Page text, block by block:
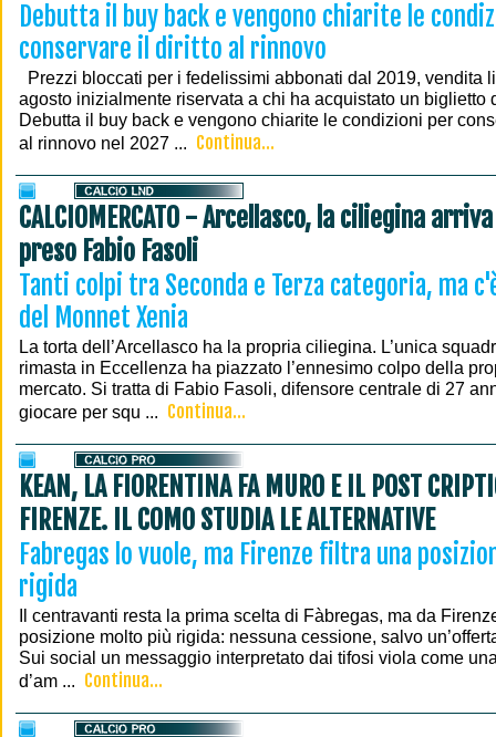
Debutta il buy back e vengono chiarite le
conservare il diritto al rinnovo
Prezzi bloccati per i fedelissimi abbonati dal 2019, vendita
agosto inizialmente riservata a chi ha acquistato un biglietto
Debutta il buy back e vengono chiarite le condizioni per
al rinnovo nel 2027 ... Continua...
CALCIOMERCATO - Arcellasco, la ciliegina
preso Fabio Fasoli
Tanti colpi tra Seconda e Terza categoria, ma
del Monnet Xenia
La torta dell’Arcellasco ha la propria ciliegina. L’unica
rimasta in Eccellenza ha piazzato l’ennesimo colpo della
mercato. Si tratta di Fabio Fasoli, difensore centrale di 27
giocare per squ ... Continua...
KEAN, LA FIORENTINA FA MURO E IL POST
FIRENZE. IL COMO STUDIA LE ALTERNATIVE
Fabregas lo vuole, ma Firenze filtra una
rigida
Il centravanti resta la prima scelta di Fàbregas, ma da
posizione molto più rigida: nessuna cessione, salvo
Sui social un messaggio interpretato dai tifosi viola come
d’am ... Continua...